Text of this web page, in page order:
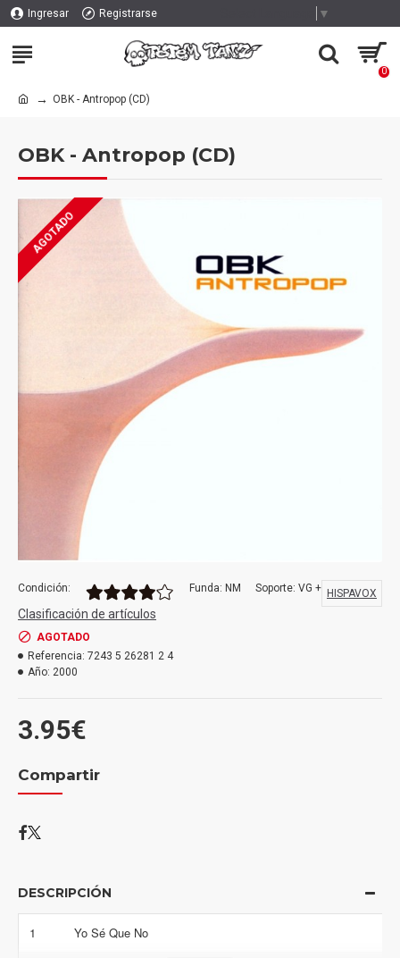
Ingresar Registrarse ▼
0
OBK - Antropop (CD)
OBK - Antropop (CD)
AGOTADO
3.95€
Condición: Funda: NM Soporte: VG +
Clasificación de artículos
AGOTADO
Referencia: 7243 5 26281 2 4
Año: 2000
HISPAVOX
Compartir
DESCRIPCIÓN
1 Yo Sé Que No